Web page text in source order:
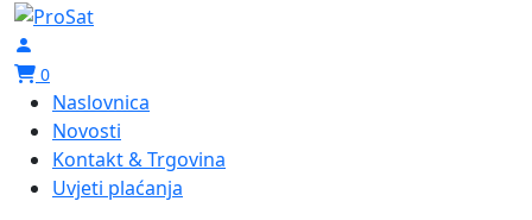
0
Naslovnica
Novosti
Kontakt & Trgovina
Uvjeti plaćanja